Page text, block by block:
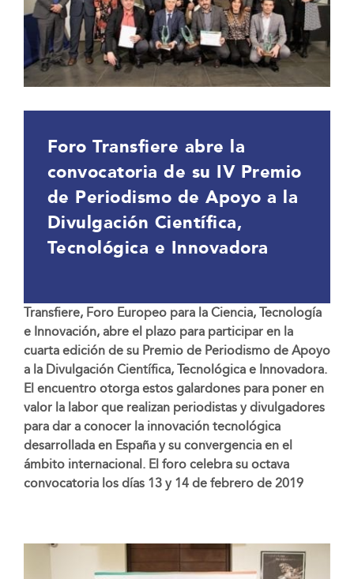
Foro Transfiere abre la
convocatoria de su IV Premio
de Periodismo de Apoyo a la
Divulgación Científica,
Tecnológica e Innovadora
Transfiere, Foro Europeo para la Ciencia, Tecnología
e Innovación, abre el plazo para participar en la
cuarta edición de su Premio de Periodismo de Apoyo
a la Divulgación Científica, Tecnológica e Innovadora.
El encuentro otorga estos galardones para poner en
valor la labor que realizan periodistas y divulgadores
para dar a conocer la innovación tecnológica
desarrollada en España y su convergencia en el
ámbito internacional. El foro celebra su octava
convocatoria los días 13 y 14 de febrero de 2019